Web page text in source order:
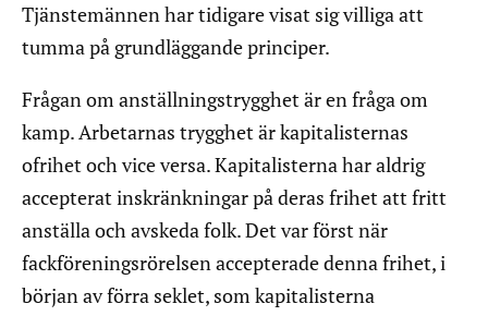
Tjänstemännen har tidigare visat sig villiga att
tumma på grundläggande principer.
Frågan om anställningstrygghet är en fråga om
kamp. Arbetarnas trygghet är kapitalisternas
ofrihet och vice versa. Kapitalisterna har aldrig
accepterat inskränkningar på deras frihet att fritt
anställa och avskeda folk. Det var först när
fackföreningsrörelsen accepterade denna frihet, i
början av förra seklet, som kapitalisterna